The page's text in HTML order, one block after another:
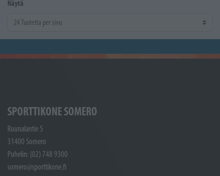
Näytä
SPORTTIKONE SOMERO
Ruunalantie 5
31400 Somero
Puhelin: (02) 748 9300
somero@sporttikone.fi